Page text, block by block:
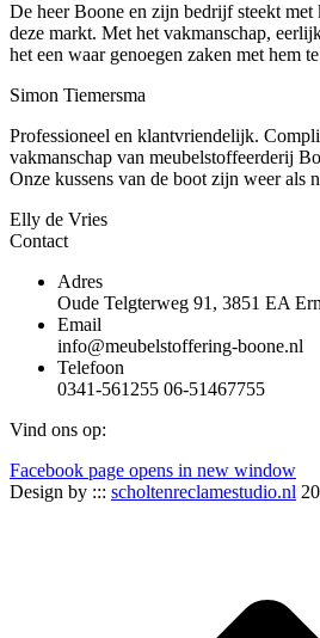
De heer Boone en zijn bedrijf steekt met
deze markt. Met het vakmanschap,
het een waar genoegen zaken met hem
Simon Tiemersma
Professioneel en klantvriendelijk.
vakmanschap van meubelstoffeerderij
Onze kussens van de boot zijn weer als
Elly de Vries
Contact
Adres
Oude Telgterweg 91, 3851 EA
Email
info@meubelstoffering-boone.nl
Telefoon
0341-561255 06-51467755
Vind ons op:
Facebook page opens in new window
Design by ::: scholtenreclamestudio.nl